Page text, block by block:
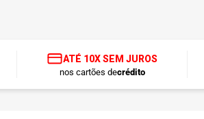
ATÉ 10X SEM JUROS
nos cartões decrédito